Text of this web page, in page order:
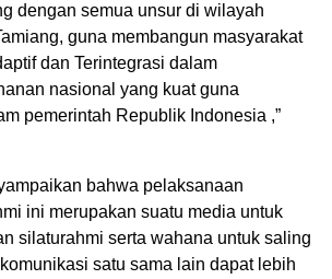
dengan semua unsur di wilayah
guna membangun masyarakat
dan Terintegrasi dalam
nasional yang kuat guna
pemerintah Republik Indonesia ,”
bahwa pelaksanaan
ini merupakan suatu media untuk
silaturahmi serta wahana untuk saling
satu sama lain dapat lebih